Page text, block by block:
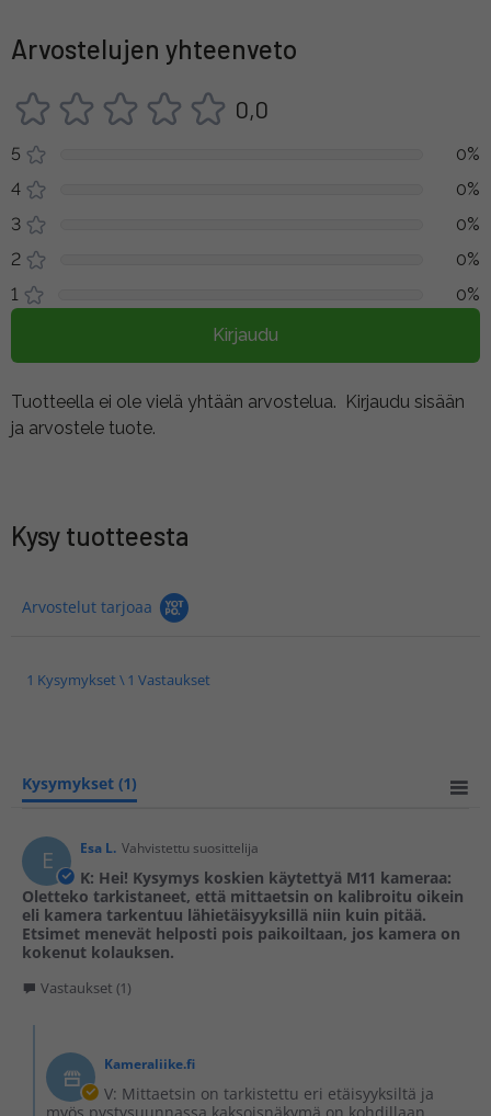
Arvostelujen yhteenveto
0,0
5
0%
4
0%
3
0%
2
0%
1
0%
Kirjaudu
Tuotteella ei ole vielä yhtään arvostelua. Kirjaudu sisään
ja arvostele tuote.
Kysy tuotteesta
Arvostelut tarjoaa
1 Kysymykset \ 1 Vastaukset
Kysymykset (1)
E Esa L. Vahvistettu suosittelija
K: Hei! Kysymys koskien käytettyä M11 kameraa:
Oletteko tarkistaneet, että mittaetsin on kalibroitu oikein
eli kamera tarkentuu lähietäisyyksillä niin kuin pitää.
Etsimet menevät helposti pois paikoiltaan, jos kamera on
kokenut kolauksen.
Vastaukset (1)
Kameraliike.fi
V: Mittaetsin on tarkistettu eri etäisyyksiltä ja